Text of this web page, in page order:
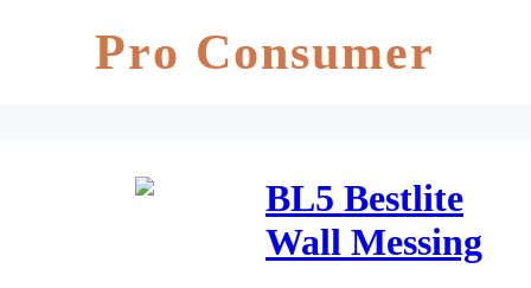
Pro Consumer
BL5 Bestlite
Wall Messing